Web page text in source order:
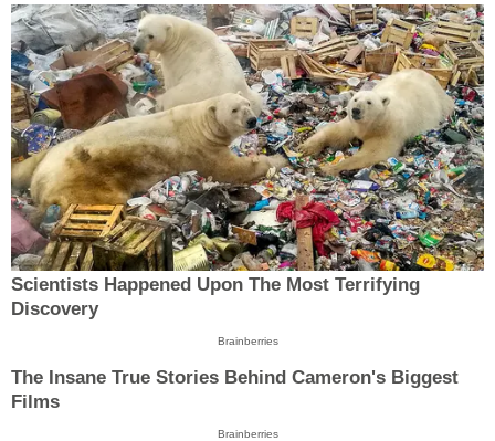
Scientists Happened Upon The Most Terrifying
Discovery
Brainberries
The Insane True Stories Behind Cameron's Biggest
Films
Brainberries